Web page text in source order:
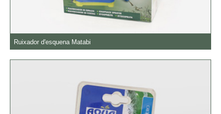
Ruixador d'esquena Matabi